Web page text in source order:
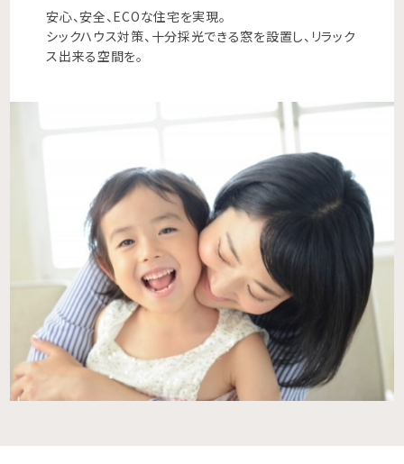
安心、安全、ECOな住宅を実現。
シックハウス対策、十分採光できる窓を設置し、リラック
ス出来る空間を。